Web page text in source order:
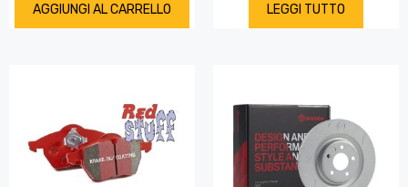
AGGIUNGI AL CARRELLO LEGGI TUTTO